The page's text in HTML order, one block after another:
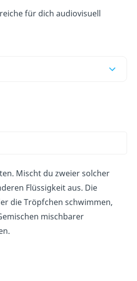
für dich audiovisuell
Mischt du zweier solcher
Flüssigkeit aus. Die
die Tröpfchen schwimmen,
mischbarer